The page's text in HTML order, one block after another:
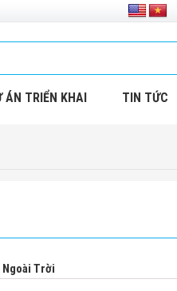
ÁN TRIỂN KHAI TIN TỨC
Ngoài Trời